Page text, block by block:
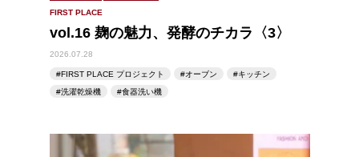
FIRST PLACE
vol.16 麹の魅力、発酵のチカラ〈3〉
2026.07.28
FIRST PLACE プロジェクト オーブン
キッチン
洗濯乾燥機
食器洗い機